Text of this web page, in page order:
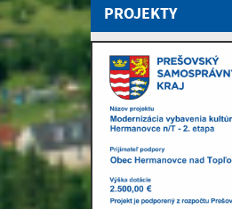
PROJEKTY